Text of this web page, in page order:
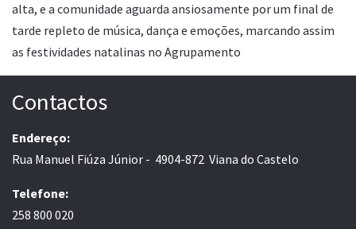
alta, e a comunidade aguarda ansiosamente por um final de
tarde repleto de música, dança e emoções, marcando assim
as festividades natalinas no Agrupamento
Contactos
Endereço:
Rua Manuel Fiúza Júnior - 4904-872 Viana do Castelo
Telefone:
258 800 020